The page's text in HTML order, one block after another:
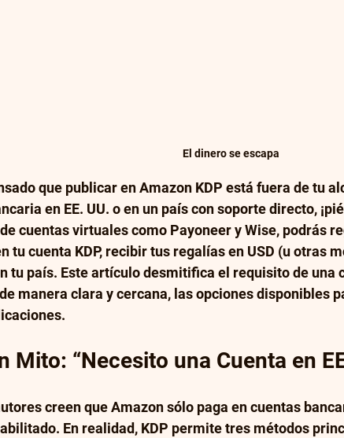
El dinero se escapa
que publicar en Amazon KDP está fuera de tu
en EE. UU. o en un país con soporte directo,
cuentas virtuales como Payoneer y Wise, podrás
tu cuenta KDP, recibir tus regalías en USD (u otras
tu país. Este artículo desmitifica el requisito de una
manera clara y cercana, las opciones disponibles
Mito: “Necesito una Cuenta en
creen que Amazon sólo paga en cuentas
En realidad, KDP permite tres métodos